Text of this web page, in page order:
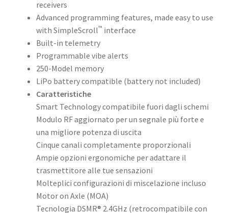
receivers
Advanced programming features, made easy to use
with SimpleScroll™ interface
Built-in telemetry
Programmable vibe alerts
250-Model memory
LiPo battery compatible (battery not included)
Caratteristiche
Smart Technology compatibile fuori dagli schemi
Modulo RF aggiornato per un segnale più forte e
una migliore potenza di uscita
Cinque canali completamente proporzionali
Ampie opzioni ergonomiche per adattare il
trasmettitore alle tue sensazioni
Molteplici configurazioni di miscelazione incluso
Motor on Axle (MOA)
Tecnologia DSMR® 2.4GHz (retrocompatibile con